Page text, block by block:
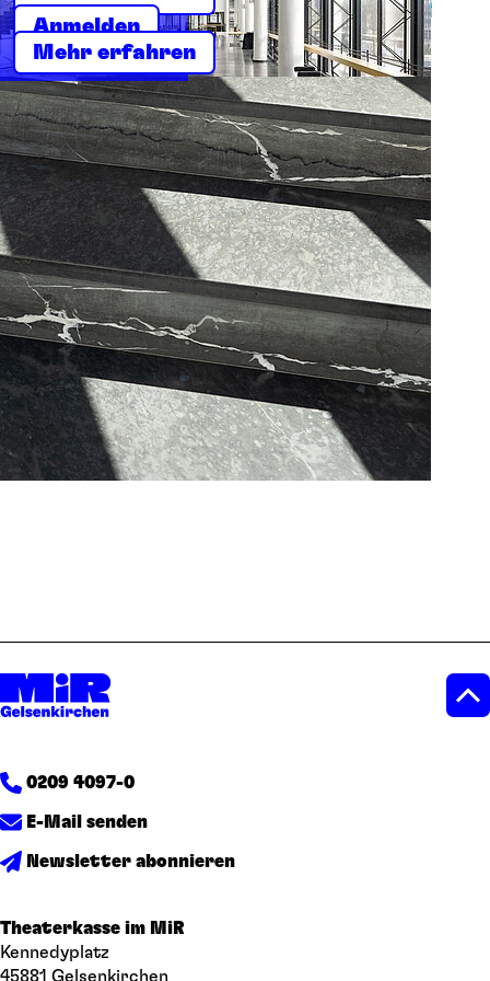
Anmelden
Mehr erfahren
0209 4097-0
E-Mail senden
Newsletter abonnieren
Theaterkasse im MiR
Kennedyplatz
45881 Gelsenkirchen